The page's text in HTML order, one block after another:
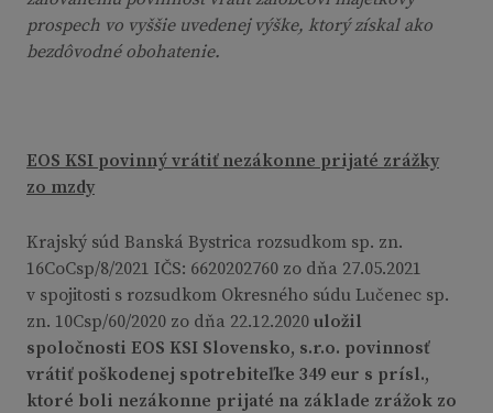
prospech vo vyššie uvedenej výške, ktorý získal ako
bezdôvodné obohatenie.
EOS KSI povinný vrátiť nezákonne prijaté zrážky
zo mzdy
Krajský súd Banská Bystrica rozsudkom sp. zn.
16CoCsp/8/2021 IČS: 6620202760 zo dňa 27.05.2021
v spojitosti s rozsudkom Okresného súdu Lučenec sp.
zn. 10Csp/60/2020 zo dňa 22.12.2020 uložil
spoločnosti EOS KSI Slovensko, s.r.o. povinnosť
vrátiť poškodenej spotrebiteľke 349 eur s prísl.,
ktoré boli nezákonne prijaté na základe zrážok zo